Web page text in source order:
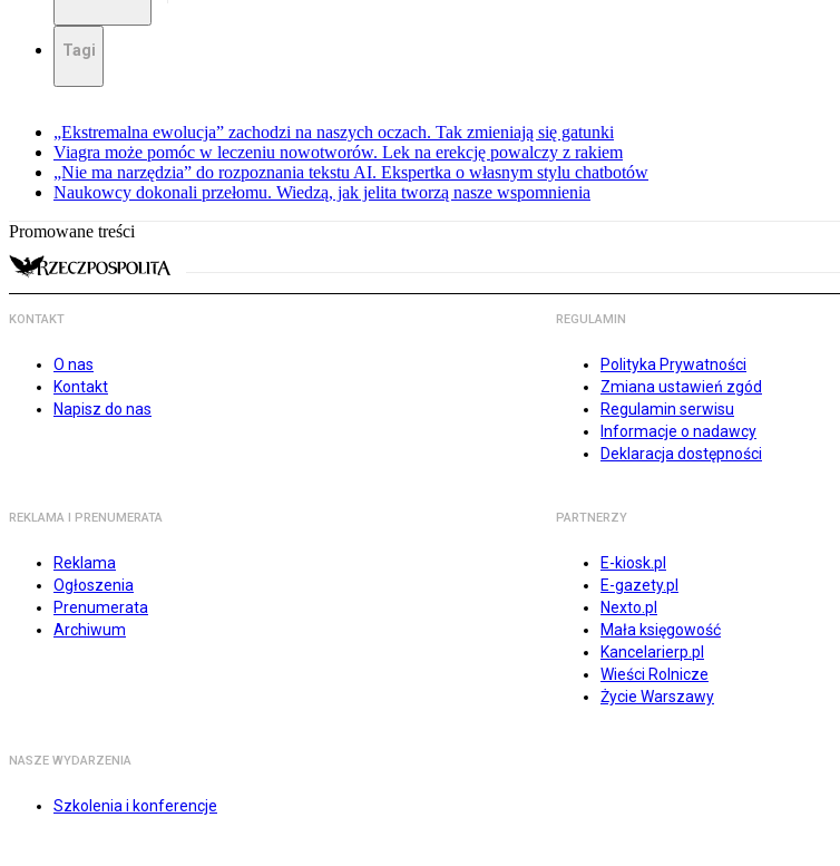
Tagi
„Ekstremalna ewolucja” zachodzi na naszych oczach. Tak zmieniają się gatunki
Viagra może pomóc w leczeniu nowotworów. Lek na erekcję powalczy z rakiem
„Nie ma narzędzia” do rozpoznania tekstu AI. Ekspertka o własnym stylu chatbotów
Naukowcy dokonali przełomu. Wiedzą, jak jelita tworzą nasze wspomnienia
Promowane treści
KONTAKT
O nas
Kontakt
Napisz do nas
REGULAMIN
Polityka Prywatności
Zmiana ustawień zgód
Regulamin serwisu
Informacje o nadawcy
Deklaracja dostępności
REKLAMA I PRENUMERATA
Reklama
Ogłoszenia
Prenumerata
Archiwum
PARTNERZY
E-kiosk.pl
E-gazety.pl
Nexto.pl
Mała księgowość
Kancelarierp.pl
Wieści Rolnicze
Życie Warszawy
NASZE WYDARZENIA
Szkolenia i konferencje